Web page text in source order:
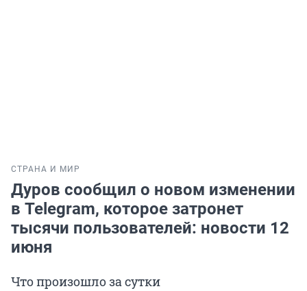
СТРАНА И МИР
Дуров сообщил о новом изменении
в Telegram, которое затронет
тысячи пользователей: новости 12
июня
Что произошло за сутки